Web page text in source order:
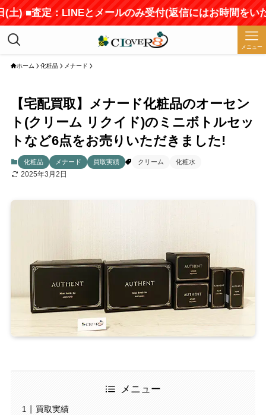
査定：LINEとメールのみ受付(返信にはお時間をいただ
メニュー
ホーム 化粧品 メナード
【宅配買取】メナード化粧品のオーセン
ト(クリーム リクイド)のミニボトルセッ
トなど6点をお売りいただきました!
化粧品 メナード 買取実績 クリーム 化粧水
2025年3月2日
メニュー
買取実績